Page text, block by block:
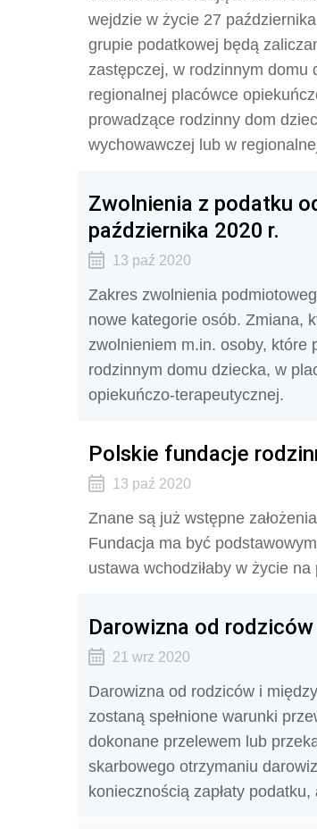
wejdzie w życie 27
grupie podatkowej będą
zastępczej, w rodzinnym domu
regionalnej placówce
prowadzące rodzinny dom
wychowawczej lub w
Zwolnienia z podatku
października 2020 r.
13 paź 2020
Zakres zwolnienia
nowe kategorie osób. Zmiana,
zwolnieniem m.in. osoby, które
rodzinnym domu dziecka, w
opiekuńczo-terapeutycznej.
Polskie fundacje
13 paź 2020
Znane są już wstępne
Fundacja ma być
ustawa wchodziłaby w życie
Darowizna od
21 wrz 2020
Darowizna od rodziców i
zostaną spełnione warunki
dokonane przelewem lub
skarbowego otrzymaniu
koniecznością zapłaty